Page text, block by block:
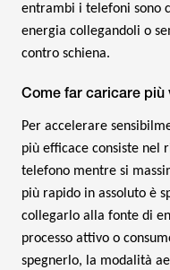
entrambi i telefoni sono
energia collegandoli o
contro schiena.
Come far caricare più
Per accelerare
più efficace consiste nel
telefono mentre si
più rapido in assoluto è
collegarlo alla fonte di
processo attivo o
spegnerlo, la modalità